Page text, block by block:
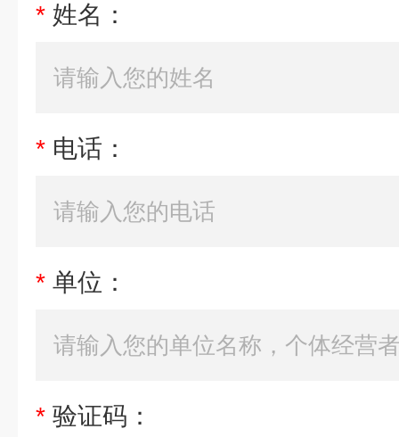
* 姓名：
* 电话：
* 单位：
* 验证码：